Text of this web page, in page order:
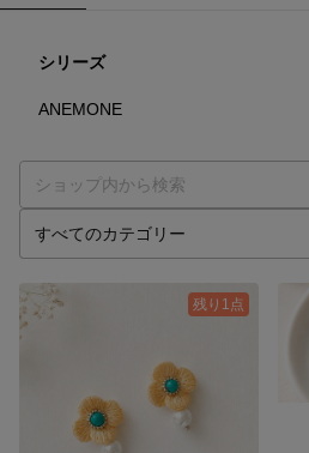
シリーズ
ANEMONE
残り1点